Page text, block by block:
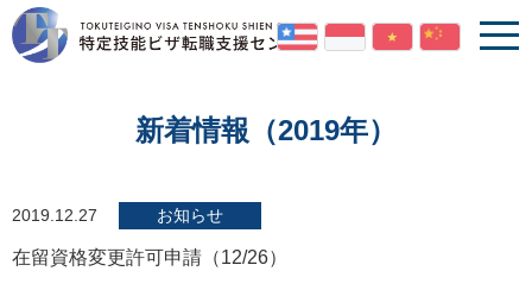
新着情報（2019年）
2019.12.27 お知らせ
在留資格変更許可申請（12/26）